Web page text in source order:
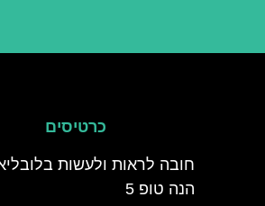
כרטיסים
חובה לראות ולעשות
הנה טופ 5